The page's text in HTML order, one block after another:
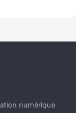
numérique